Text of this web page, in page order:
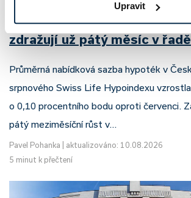
Upravit
Srpnový Hypoindex 2026:
zdražují už pátý měsíc v řadě
Průměrná nabídková sazba hypoték v
srpnového Swiss Life Hypoindexu
o 0,10 procentního bodu oproti červenci.
pátý meziměsíční růst v…
Pavel Pohanka
aktualizováno: 10.08.2026
5 minut k přečtení